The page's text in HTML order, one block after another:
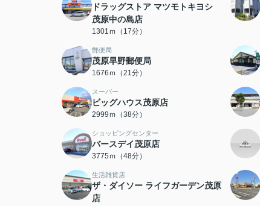
ドラッグストア マツモトキヨシ
茂原中の島店
1301ｍ（17分）
郵便局
茂原早野郵便局
1676ｍ（21分）
スーパー
ビッグハウス茂原店
2999ｍ（38分）
ショッピングセンター
バースデイ茂原店
3775ｍ（48分）
生活雑貨店
ザ・ダイソー ライフガーデン茂原
店